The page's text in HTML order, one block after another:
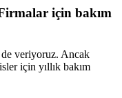
için bakım
veriyoruz. Ancak
için yıllık bakım